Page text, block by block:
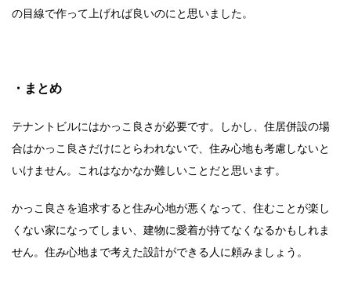
の目線で作って上げれば良いのにと思いました。
・まとめ
テナントビルにはかっこ良さが必要です。しかし、住居併設の場
合はかっこ良さだけにとらわれないで、住み心地も考慮しないと
いけません。これはなかなか難しいことだと思います。
かっこ良さを追求すると住み心地が悪くなって、住むことが楽し
くない家になってしまい、建物に愛着が持てなくなるかもしれま
せん。住み心地まで考えた設計ができる人に頼みましょう。